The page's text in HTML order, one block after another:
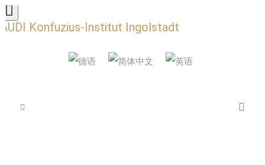
AUDI Konfuzius-Institut Ingolstadt